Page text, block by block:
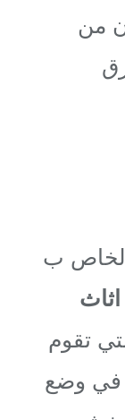
من
الخاص ب
تقوم
في وضع